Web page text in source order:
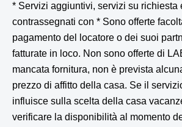
* Servizi aggiuntivi, servizi su richiesta
contrassegnati con * Sono offerte
pagamento del locatore o dei suoi
fatturate in loco. Non sono offerte di
mancata fornitura, non è prevista
prezzo di affitto della casa. Se il
influisce sulla scelta della casa
verificare la disponibilità al momento